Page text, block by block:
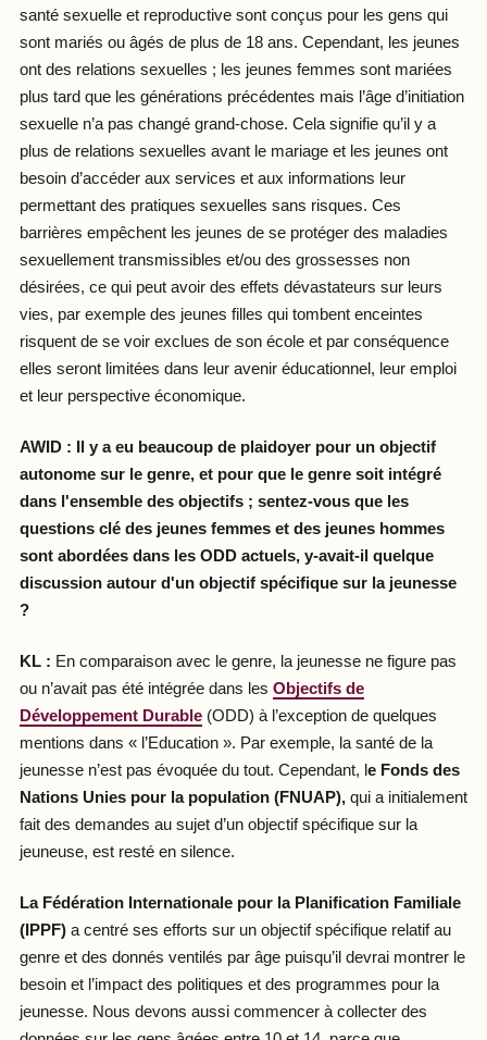
santé sexuelle et reproductive sont conçus pour les gens qui
sont mariés ou âgés de plus de 18 ans. Cependant, les jeunes
ont des relations sexuelles ; les jeunes femmes sont mariées
plus tard que les générations précédentes mais l’âge d’initiation
sexuelle n’a pas changé grand-chose. Cela signifie qu’il y a
plus de relations sexuelles avant le mariage et les jeunes ont
besoin d’accéder aux services et aux informations leur
permettant des pratiques sexuelles sans risques. Ces
barrières empêchent les jeunes de se protéger des maladies
sexuellement transmissibles et/ou des grossesses non
désirées, ce qui peut avoir des effets dévastateurs sur leurs
vies, par exemple des jeunes filles qui tombent enceintes
risquent de se voir exclues de son école et par conséquence
elles seront limitées dans leur avenir éducationnel, leur emploi
et leur perspective économique.
AWID :
Il y a eu beaucoup de plaidoyer pour un objectif
autonome sur le genre, et pour que le genre soit intégré
dans l'ensemble des objectifs ; sentez-vous que les
questions clé des jeunes femmes et des jeunes hommes
sont abordées dans les ODD actuels, y-avait-il quelque
discussion autour d'un objectif spécifique sur la jeunesse
?
KL : En comparaison avec le genre, la jeunesse ne figure pas
ou n’avait pas été intégrée dans les Objectifs de
Développement Durable(ODD) à l’exception de quelques
mentions dans « l’Education ». Par exemple, la santé de la
jeunesse n’est pas évoquée du tout. Cependant, l e Fonds des
Nations Unies pour la population (FNUAP),qui a initialement
fait des demandes au sujet d’un objectif spécifique sur la
jeuneuse, est resté en silence.
La Fédération Internationale pour la Planification Familiale
(IPPF) a centré ses efforts sur un objectif spécifique relatif au
genre et des donnés ventilés par âge puisqu’il devrai montrer le
besoin et l’impact des politiques et des programmes pour la
jeunesse. Nous devons aussi commencer à collecter des